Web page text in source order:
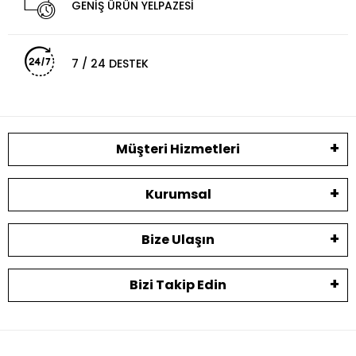
GENİŞ ÜRÜN YELPAZESİ
7 / 24 DESTEK
Müşteri Hizmetleri
Kurumsal
Bize Ulaşın
Bizi Takip Edin